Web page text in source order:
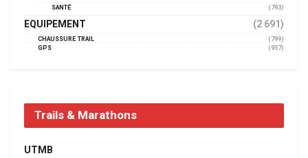
SANTÉ
(793)
EQUIPEMENT (2 691)
CHAUSSURE TRAIL
(799)
GPS
(957)
Trails & Marathons
UTMB